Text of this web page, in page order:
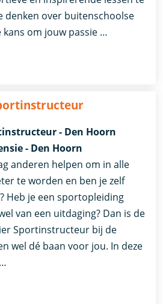
denken over buitenschoolse
om jouw passie …
- Den Hoorn
- Den Hoorn
anderen helpen om in alle
te worden en ben je zelf
Heb je een sportopleiding
van een uitdaging? Dan is de
Sportinstructeur bij de
wel dé baan voor jou. In deze